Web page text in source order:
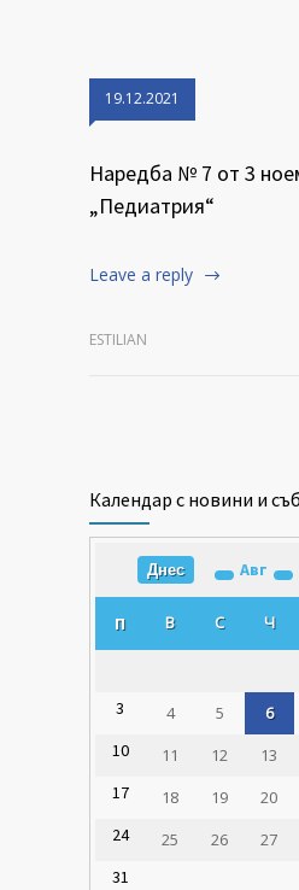
19.12.2021
Наредба № 7 от 3
„Педиатрия“
Leave a reply
ESTILIAN
Календар с новини и
Днес Авг
П В С Ч
3
4 5 6
10
11 12 13
17
18 19 20
24
25 26 27
31